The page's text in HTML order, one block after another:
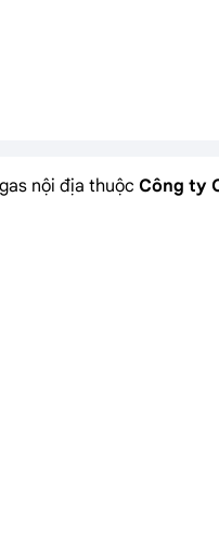
nội địa thuộc Công ty